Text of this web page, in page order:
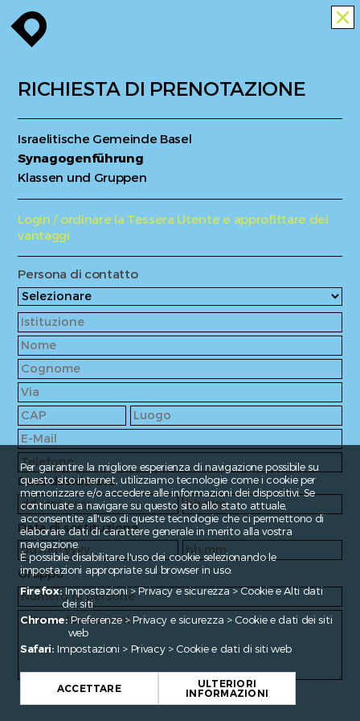
enroute close
RICHIESTA DI PRENOTAZIONE
Israelitische Gemeinde Basel
Synagogenführung
Klassen und Gruppen
Login / ordinare la Tessera Utente e approfittare dei
vantaggi
Persona di contatto
Data desiderata
Data di sostituzione
Gruppo
Per garantire la migliore esperienza di navigazione possibile su
questo sito internet, utilizziamo tecnologie come i cookie per
memorizzare e/o accedere alle informazioni dei dispositivi. Se
continuate a navigare su questo sito allo stato attuale,
acconsentite all'uso di queste tecnologie che ci permettono di
elaborare dati di carattere generale in merito alla vostra
navigazione.
È possibile disabilitare l'uso dei cookie selezionando le
impostazioni appropriate sul browser in uso:
Firefox:Impostazioni > Privacy e sicurezza > Cookie e Alti dati
dei siti
Chrome:Preferenze > Privacy e sicurezza > Cookie e dati dei siti
web
Safari: Impostazioni > Privacy > Cookie e dati di siti web
ACCETTARE ULTERIORI
INFORMAZIONI